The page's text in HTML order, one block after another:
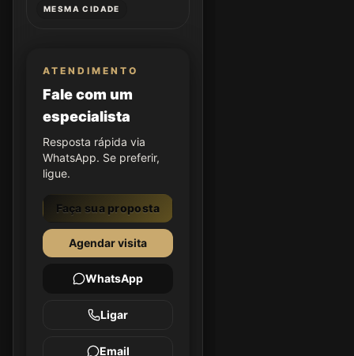
MESMA CIDADE
ATENDIMENTO
Fale com um
especialista
Resposta rápida via
WhatsApp. Se preferir,
ligue.
Faça sua proposta
Agendar visita
WhatsApp
Ligar
Email